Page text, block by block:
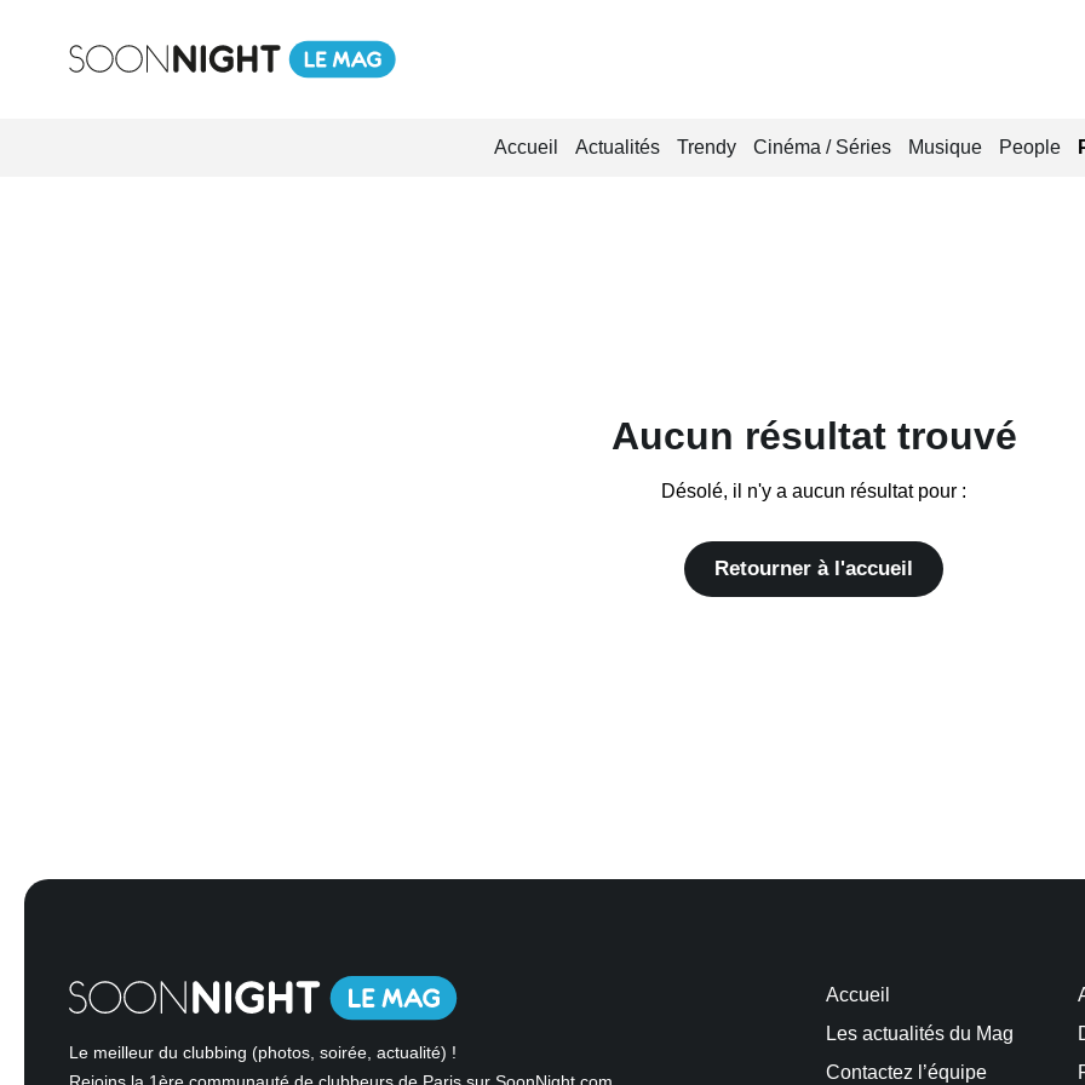
Accueil Actualités Trendy Cinéma / Séries Musique People
Aucun résultat trouvé
Désolé, il n'y a aucun résultat pour :
Retourner à l'accueil
Le meilleur du clubbing (photos, soirée, actualité) !
Accueil
Les actualités du Mag
Contactez l’équipe